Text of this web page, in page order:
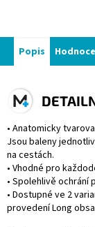
Popis
• Anatomicky
Jsou baleny
na cestách.
• Vhodné pro
• Spolehlivě
• Dostupné ve 2
provedení Long